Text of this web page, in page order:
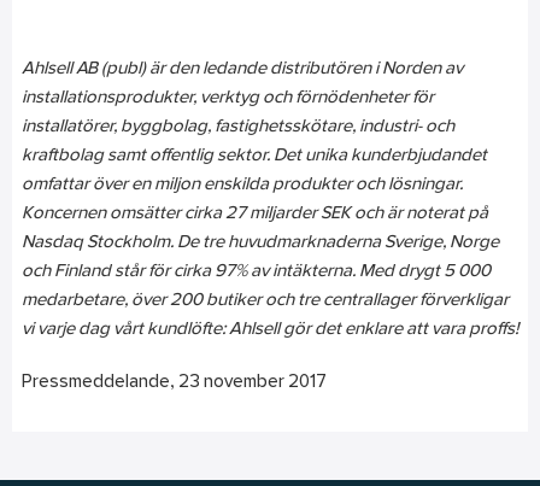
Ahlsell AB (publ) är den ledande distributören i Norden av
installationsprodukter, verktyg och förnödenheter för
installatörer, byggbolag, fastighetsskötare, industri- och
kraftbolag samt offentlig sektor. Det unika kunderbjudandet
omfattar över en miljon enskilda produkter och lösningar.
Koncernen omsätter cirka 27 miljarder SEK och är noterat på
Nasdaq Stockholm. De tre huvudmarknaderna Sverige, Norge
och Finland står för cirka 97% av intäkterna. Med drygt 5 000
medarbetare, över 200 butiker och tre centrallager förverkligar
vi varje dag vårt kundlöfte: Ahlsell gör det enklare att vara proffs!
Pressmeddelande, 23 november 2017